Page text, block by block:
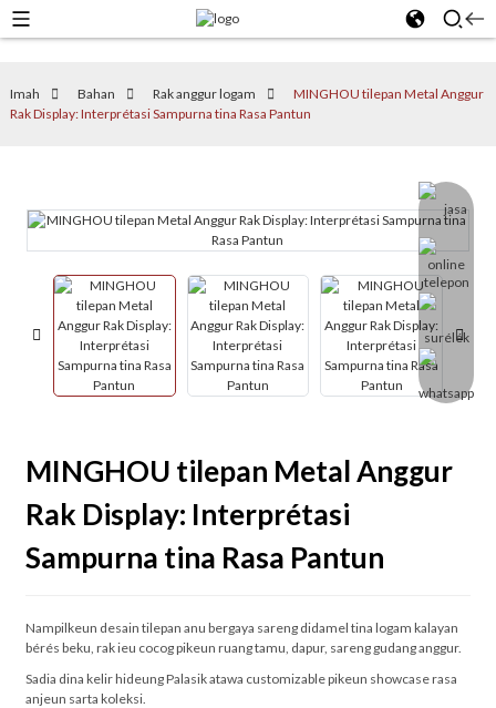
Imah Bahan Rak anggur logam
MINGHOU tilepan Metal Anggur
Rak Display: Interprétasi Sampurna tina Rasa Pantun
MINGHOU tilepan Metal Anggur
Rak Display: Interprétasi
Sampurna tina Rasa Pantun
Nampilkeun desain tilepan anu bergaya sareng didamel tina logam kalayan
bérés beku, rak ieu cocog pikeun ruang tamu, dapur, sareng gudang anggur.
Sadia dina kelir hideung Palasik atawa customizable pikeun showcase rasa
anjeun sarta koleksi.